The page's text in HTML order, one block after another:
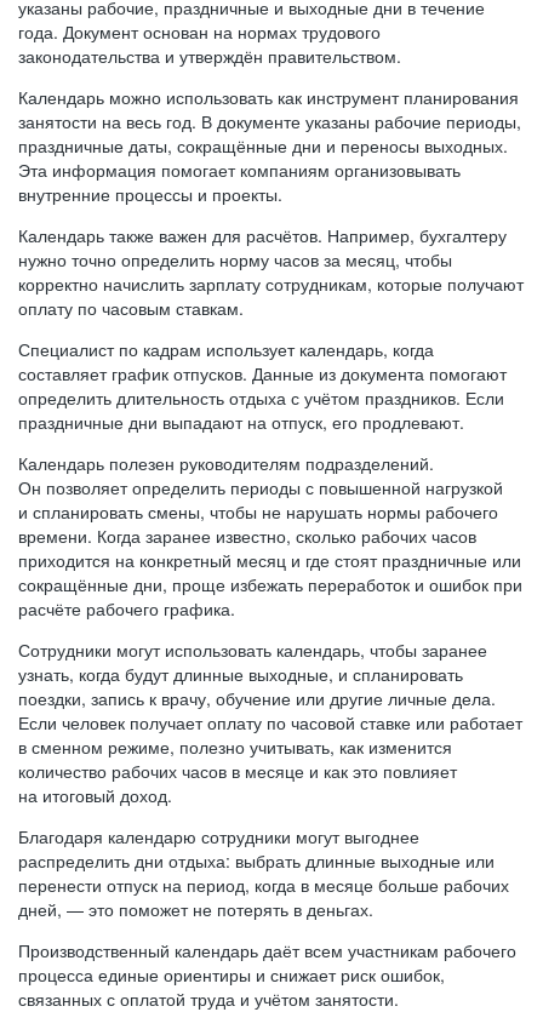
указаны рабочие, праздничные и выходные дни в течение
года. Документ основан на нормах трудового
законодательства и утверждён правительством.
Календарь можно использовать как инструмент планирования
занятости на весь год. В документе указаны рабочие периоды,
праздничные даты, сокращённые дни и переносы выходных.
Эта информация помогает компаниям организовывать
внутренние процессы и проекты.
Календарь также важен для расчётов. Например, бухгалтеру
нужно точно определить норму часов за месяц, чтобы
корректно начислить зарплату сотрудникам, которые получают
оплату по часовым ставкам.
Специалист по кадрам использует календарь, когда
составляет график отпусков. Данные из документа помогают
определить длительность отдыха с учётом праздников. Если
праздничные дни выпадают на отпуск, его продлевают.
Календарь полезен руководителям подразделений.
Он позволяет определить периоды с повышенной нагрузкой
и спланировать смены, чтобы не нарушать нормы рабочего
времени. Когда заранее известно, сколько рабочих часов
приходится на конкретный месяц и где стоят праздничные или
сокращённые дни, проще избежать переработок и ошибок при
расчёте рабочего графика.
Сотрудники могут использовать календарь, чтобы заранее
узнать, когда будут длинные выходные, и спланировать
поездки, запись к врачу, обучение или другие личные дела.
Если человек получает оплату по часовой ставке или работает
в сменном режиме, полезно учитывать, как изменится
количество рабочих часов в месяце и как это повлияет
на итоговый доход.
Благодаря календарю сотрудники могут выгоднее
распределить дни отдыха: выбрать длинные выходные или
перенести отпуск на период, когда в месяце больше рабочих
дней, — это поможет не потерять в деньгах.
Производственный календарь даёт всем участникам рабочего
процесса единые ориентиры и снижает риск ошибок,
связанных с оплатой труда и учётом занятости.